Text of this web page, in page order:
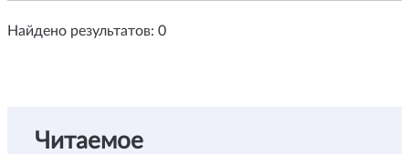
Найдено результатов: 0
Читаемое